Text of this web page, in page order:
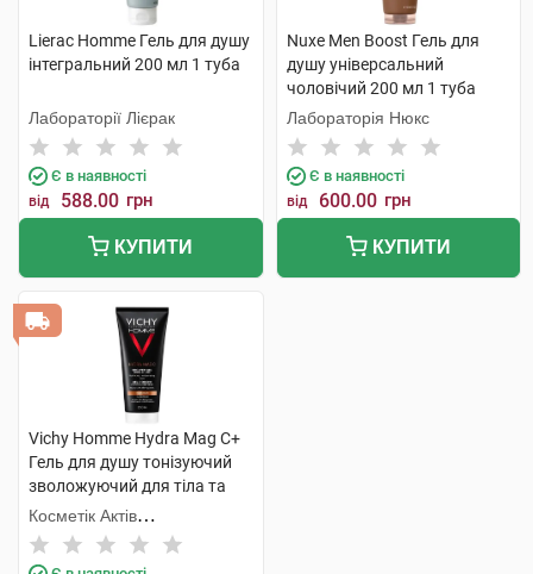
Lierac Homme Гель для душу
інтегральний 200 мл 1 туба
Лабораторії Лієрак
Є в наявності
від 588.00 грн
КУПИТИ
Nuxe Men Boost Гель для
душу універсальний
чоловічий 200 мл 1 туба
Лабораторія Нюкс
Є в наявності
від 600.00 грн
КУПИТИ
Vichy Homme Hydra Mag C+
Гель для душу тонізуючий
зволожуючий для тіла та
волосся 200 мл 1 туба
Косметік Актів
Інтернаціональ